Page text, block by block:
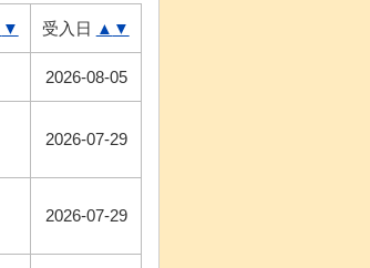
▼ 受入日 ▲ ▼
2026-08-05
2026-07-29
2026-07-29